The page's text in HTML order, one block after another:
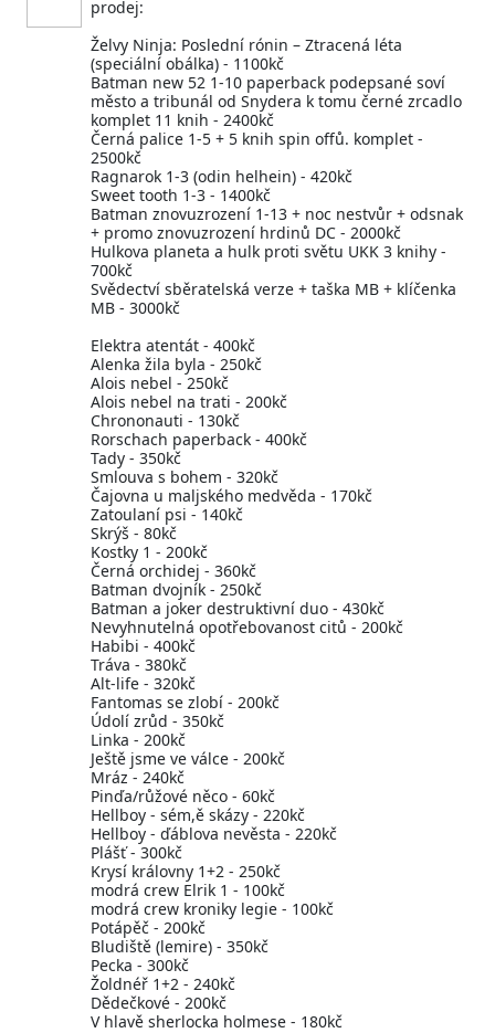
prodej:
Želvy Ninja: Poslední rónin – Ztracená léta
(speciální obálka) - 1100kč
Batman new 52 1-10 paperback podepsané soví
město a tribunál od Snydera k tomu černé zrcadlo
komplet 11 knih - 2400kč
Černá palice 1-5 + 5 knih spin offů. komplet -
2500kč
Ragnarok 1-3 (odin helhein) - 420kč
Sweet tooth 1-3 - 1400kč
Batman znovuzrození 1-13 + noc nestvůr + odsnak
+ promo znovuzrození hrdinů DC - 2000kč
Hulkova planeta a hulk proti světu UKK 3 knihy -
700kč
Svědectví sběratelská verze + taška MB + klíčenka
MB - 3000kč
Elektra atentát - 400kč
Alenka žila byla - 250kč
Alois nebel - 250kč
Alois nebel na trati - 200kč
Chrononauti - 130kč
Rorschach paperback - 400kč
Tady - 350kč
Smlouva s bohem - 320kč
Čajovna u maljského medvěda - 170kč
Zatoulaní psi - 140kč
Skrýš - 80kč
Kostky 1 - 200kč
Černá orchidej - 360kč
Batman dvojník - 250kč
Batman a joker destruktivní duo - 430kč
Nevyhnutelná opotřebovanost citů - 200kč
Habibi - 400kč
Tráva - 380kč
Alt-life - 320kč
Fantomas se zlobí - 200kč
Údolí zrůd - 350kč
Linka - 200kč
Ještě jsme ve válce - 200kč
Mráz - 240kč
Pinďa/růžové něco - 60kč
Hellboy - sém,ě skázy - 220kč
Hellboy - ďáblova nevěsta - 220kč
Plášť - 300kč
Krysí královny 1+2 - 250kč
modrá crew Elrik 1 - 100kč
modrá crew kroniky legie - 100kč
Potápěč - 200kč
Bludiště (lemire) - 350kč
Pecka - 300kč
Žoldnéř 1+2 - 240kč
Dědečkové - 200kč
V hlavě sherlocka holmese - 180kč